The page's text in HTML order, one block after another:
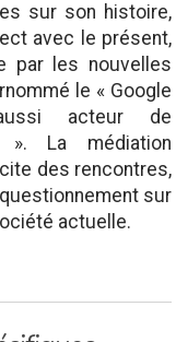
sur son histoire,
avec le présent,
par les nouvelles
le « Google
acteur de
». La médiation
des rencontres,
sur
actuelle.